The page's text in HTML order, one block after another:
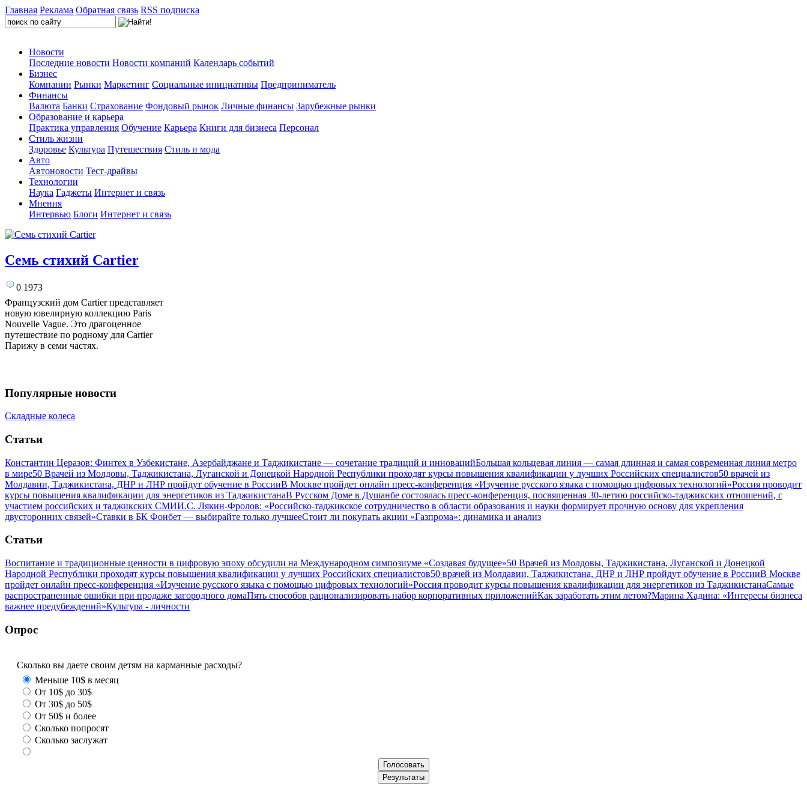
Главная Реклама Обратная связь RSS подписка
Новости
Последние новости Новости компаний Календарь событий
Бизнес
Компании Рынки Маркетинг Социальные инициативы Предприниматель
Финансы
Валюта Банки Страхование Фондовый рынок Личные финансы Зарубежные рынки
Образование и карьера
Практика управления Обучение Карьера Книги для бизнеса Персонал
Стиль жизни
Здоровье Культура Путешествия Стиль и мода
Авто
Автоновости Тест-драйвы
Технологии
Наука Гаджеты Интернет и связь
Мнения
Интервью Блоги Интернет и связь
Семь стихий Cartier
0 1973
Французский дом Cartier представляет
новую ювелирную коллекцию Paris
Nouvelle Vague. Это драгоценное
путешествие по родному для Cartier
Парижу в семи частях.
Популярные новости
Складные колеса
Статьи
Константин Церазов: Финтех в Узбекистане, Азербайджане и Таджикистане — сочетание традиций и инновацийБольшая кольцевая линия — самая длинная и самая современная линия метро
в мире50 Врачей из Молдовы, Таджикистана, Луганской и Донецкой Народной Республики проходят курсы повышения квалификации у лучших Российских специалистов50 врачей из
Молдавии, Таджикистана, ДНР и ЛНР пройдут обучение в РоссииВ Москве пройдет онлайн пресс-конференция «Изучение русского языка с помощью цифровых технологий»Россия проводит
курсы повышения квалификации для энергетиков из ТаджикистанаВ Русском Доме в Душанбе состоялась пресс-конференция, посвященная 30-летию российско-таджикских отношений, с
участием российских и таджикских СМИИ.С. Лякин-Фролов: «Российско-таджикское сотрудничество в области образования и науки формирует прочную основу для укрепления
двусторонних связей»Ставки в БК Фонбет — выбирайте только лучшееСтоит ли покупать акции «Газпрома»: динамика и анализ
Статьи
Воспитание и традиционные ценности в цифровую эпоху обсудили на Международном симпозиуме «Создавая будущее»50 Врачей из Молдовы, Таджикистана, Луганской и Донецкой
Народной Республики проходят курсы повышения квалификации у лучших Российских специалистов50 врачей из Молдавии, Таджикистана, ДНР и ЛНР пройдут обучение в РоссииВ Москве
пройдет онлайн пресс-конференция «Изучение русского языка с помощью цифровых технологий»Россия проводит курсы повышения квалификации для энергетиков из ТаджикистанаСамые
распространенные ошибки при продаже загородного домаПять способов рационализировать набор корпоративных приложенийКак заработать этим летом?Марина Хадина: «Интересы бизнеса
важнее предубеждений»Культура - личности
Опрос
Сколько вы даете своим детям на карманные расходы?
Меньше 10$ в месяц
От 10$ до 30$
От 30$ до 50$
От 50$ и более
Сколько попросят
Сколько заслужат